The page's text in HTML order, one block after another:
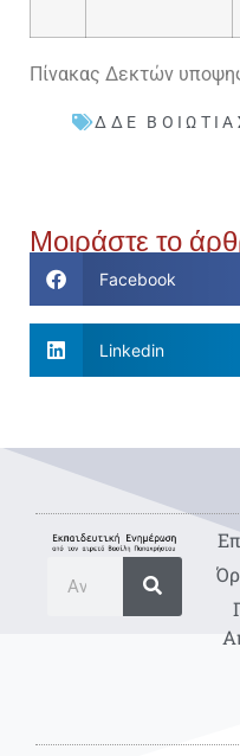
Πίνακας Δεκτών
ΔΔΕ
Μοιράστε το
Facebook
Linkedin